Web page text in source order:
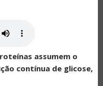
assumem o
contínua de glicose,